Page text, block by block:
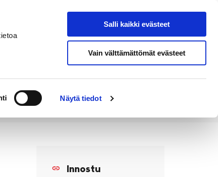
Näytä tiedot
Salli kaikki evästeet
Vain välttämättömät evästeet
Hae sivustolta
Innostu